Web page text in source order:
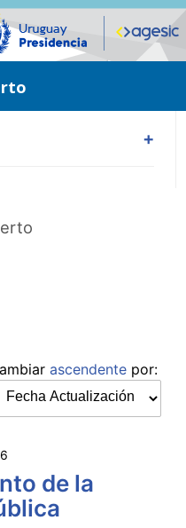
+
ascendente por:
de la